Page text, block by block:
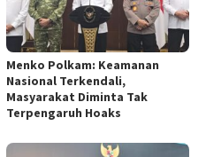
Menko Polkam: Keamanan
Nasional Terkendali,
Masyarakat Diminta Tak
Terpengaruh Hoaks